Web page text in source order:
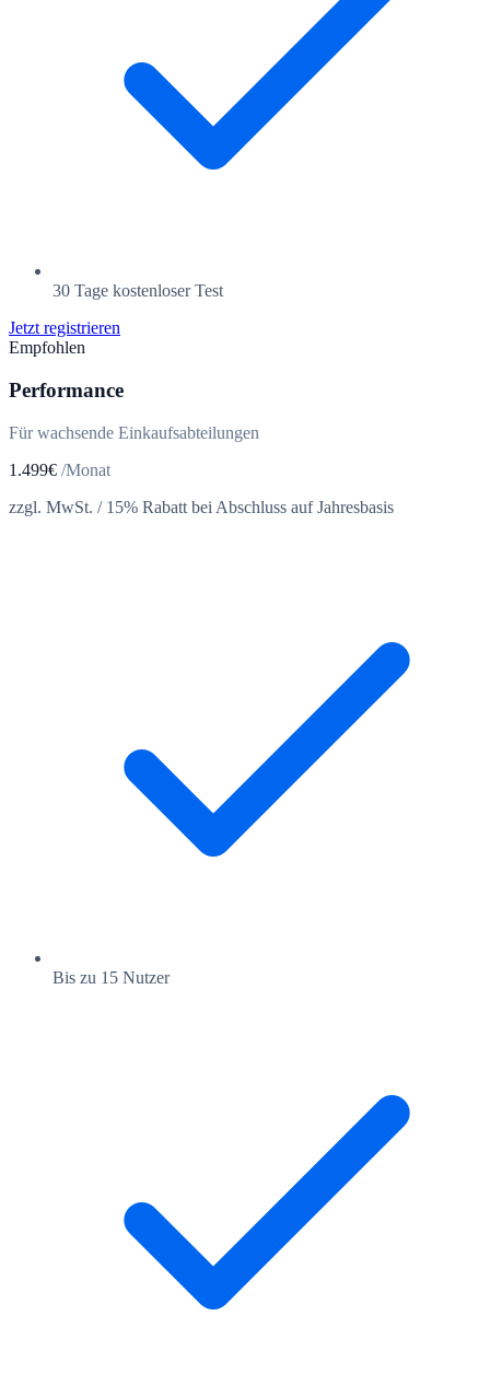
30 Tage kostenloser Test
Jetzt registrieren
Empfohlen
Performance
Für wachsende Einkaufsabteilungen
1.499€ /Monat
zzgl. MwSt. / 15% Rabatt bei Abschluss auf Jahresbasis
Bis zu 15 Nutzer